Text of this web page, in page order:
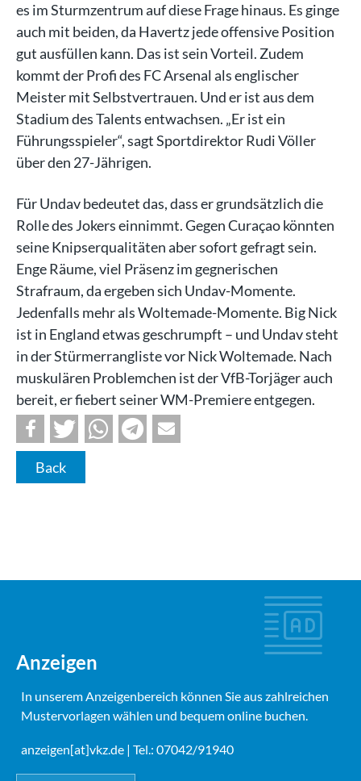
es im Sturmzentrum auf diese Frage hinaus. Es ginge
auch mit beiden, da Havertz jede offensive Position
gut ausfüllen kann. Das ist sein Vorteil. Zudem
kommt der Profi des FC Arsenal als englischer
Meister mit Selbstvertrauen. Und er ist aus dem
Stadium des Talents entwachsen. „Er ist ein
Führungsspieler“, sagt Sportdirektor Rudi Völler
über den 27-Jährigen.
Für Undav bedeutet das, dass er grundsätzlich die
Rolle des Jokers einnimmt. Gegen Curaçao könnten
seine Knipserqualitäten aber sofort gefragt sein.
Enge Räume, viel Präsenz im gegnerischen
Strafraum, da ergeben sich Undav-Momente.
Jedenfalls mehr als Woltemade-Momente. Big Nick
ist in England etwas geschrumpft – und Undav steht
in der Stürmerrangliste vor Nick Woltemade. Nach
muskulären Problemchen ist der VfB-Torjäger auch
bereit, er fiebert seiner WM-Premiere entgegen.
Back
Anzeigen
In unserem Anzeigenbereich können Sie aus zahlreichen
Mustervorlagen wählen und bequem online buchen.
anzeigen[at]vkz.de | Tel.: 07042/91940